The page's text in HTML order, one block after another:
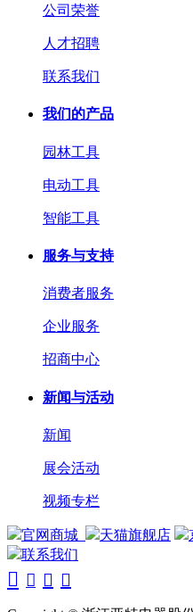
公司荣誉
人才招聘
联系我们
我们的产品
园林工具
电动工具
智能工具
服务与支持
消费者服务
企业服务
招商中心
新闻与活动
新闻
展会活动
视频专栏
官网商城 天猫旗舰店
联系我们
   